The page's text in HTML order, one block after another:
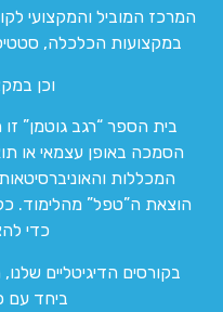
במקצועות הכלכלה,
וכן
בית הספר “רגב גוטמן”
הסמכה באופן עצמאי או
המכללות
הוצאת ה”טפל” מהלימוד.
כדי
בקורסים הדיגיטליים
ביחד עם